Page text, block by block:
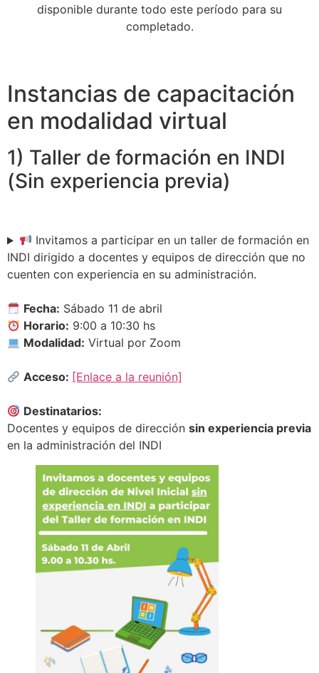
disponible durante todo este período para su
completado.
Instancias de capacitación
en modalidad virtual
1) Taller de formación en INDI
(Sin experiencia previa)
Invitamos a participar en un taller de formación en
INDI dirigido a docentes y equipos de dirección que no
cuenten con experiencia en su administración.
Fecha: Sábado 11 de abril
Horario: 9:00 a 10:30 hs
Modalidad: Virtual por Zoom
Acceso: [Enlace a la reunión]
Destinatarios:
Docentes y equipos de dirección sin experiencia previa
en la administración del INDI